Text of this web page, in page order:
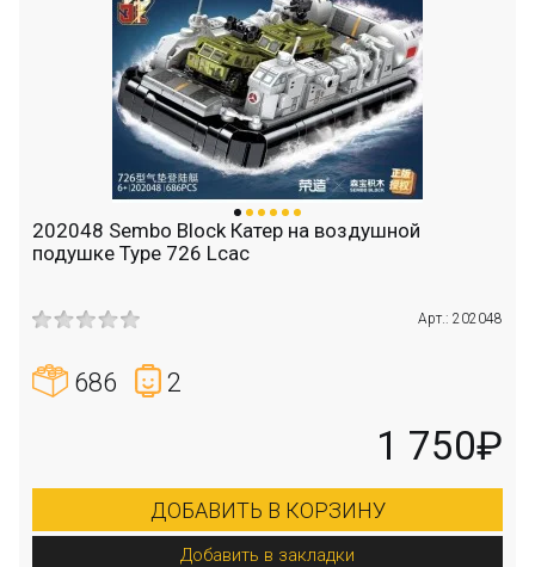
202048 Sembo Block Катер на воздушной
подушке Type 726 Lcac
Арт.: 202048
686 2
1 750₽
ДОБАВИТЬ В КОРЗИНУ
Добавить в закладки